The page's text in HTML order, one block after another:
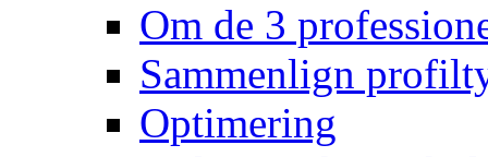
Om de 3
Sammenlign
Optimering